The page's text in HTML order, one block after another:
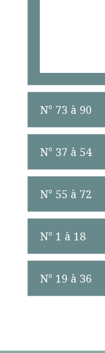
N° 73 à 90
N° 37 à 54
N° 55 à 72
N° 1 à 18
N° 19 à 36